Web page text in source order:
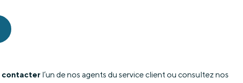
contacterl’un de nos agents du service client ou consultez nos